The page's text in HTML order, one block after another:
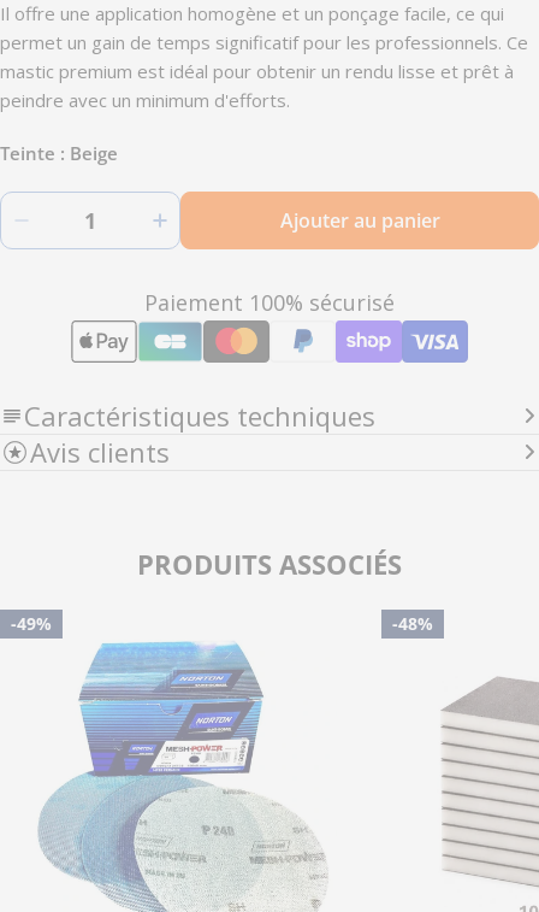
Il offre une application homogène et un ponçage facile, ce qui
permet un gain de temps significatif pour les professionnels. Ce
mastic premium est idéal pour obtenir un rendu lisse et prêt à
peindre avec un minimum d'efforts.
Teinte : Beige
Quantité
Diminuer la quantité pour UP210 - Mastic
Augmenter la quantité pour
Ajouter au panier
Paiement 100% sécurisé
Modes
de
paiement
Caractéristiques techniques
Avis clients
PRODUITS ASSOCIÉS
-49% -48%